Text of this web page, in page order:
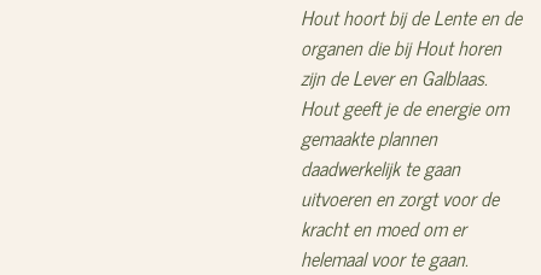
Hout hoort bij de Lente en de
organen die bij Hout horen
zijn de Lever en Galblaas.
Hout geeft je de energie om
gemaakte plannen
daadwerkelijk te gaan
uitvoeren en zorgt voor de
kracht en moed om er
helemaal voor te gaan.